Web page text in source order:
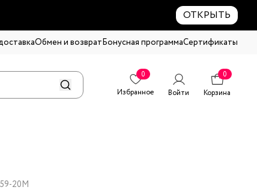
ОТКРЫТЬ
Обмен и возвратБонусная программаСертификаты
0
Избранное
Войти
0
Корзина
20M